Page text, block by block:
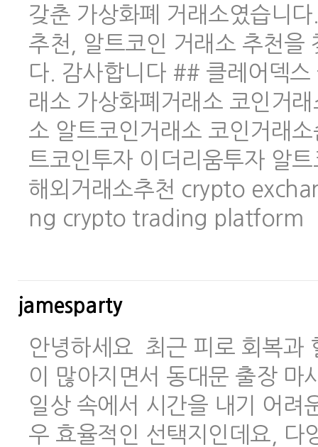
갖춘 가상화폐 거래소였습니
추천, 알트코인 거래소 추천을
다. 감사합니다 ## 클레어덱
래소 가상화폐거래소 코인거
소 알트코인거래소 코인거래
트코인투자 이더리움투자 알
해외거래소추천 crypto
ng crypto trading platform
jamesparty
안녕하세요 최근 피로 회복과
이 많아지면서 동대문 출장 마
일상 속에서 시간을 내기 어려
우 효율적인 선택지인데요,